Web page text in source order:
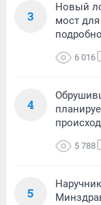
3
Новый
мост для
6 016
4
5 788
5